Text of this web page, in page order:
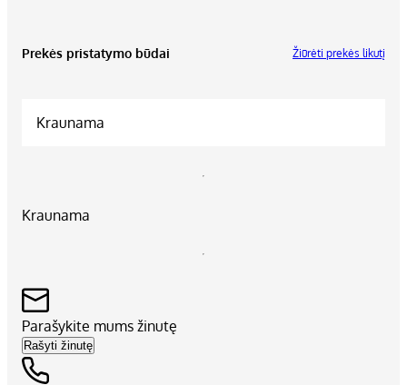
Prekės pristatymo būdai Žiūrėti prekės likutį
Kraunama
Kraunama
Parašykite mums žinutę
Rašyti žinutę